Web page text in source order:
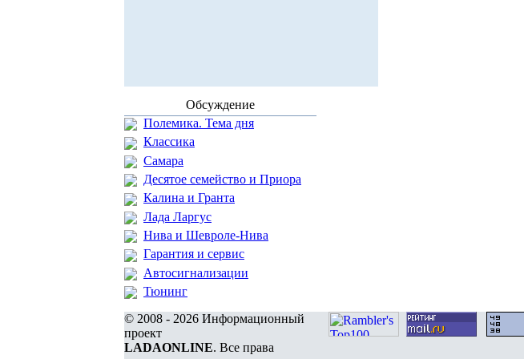
Обсуждение
Полемика. Тема дня
Классика
Самара
Десятое семейство и Приора
Калина и Гранта
Лада Ларгус
Нива и Шевроле-Нива
Гарантия и сервис
Автосигнализации
Тюнинг
© 2008 - 2026 Информационный
проект
LADAONLINE. Все права